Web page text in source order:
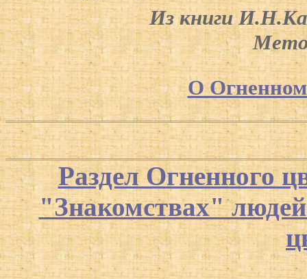
Из книги
О Огненном
Раздел Огненного
"Знакомствах"